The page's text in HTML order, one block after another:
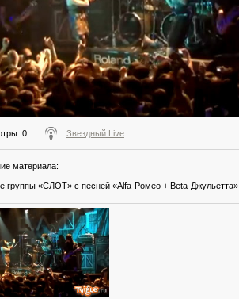
: 0 Звездный Live
материала:
группы «СЛОТ» с песней «Alfa-Ромео + Beta-Джульетта».